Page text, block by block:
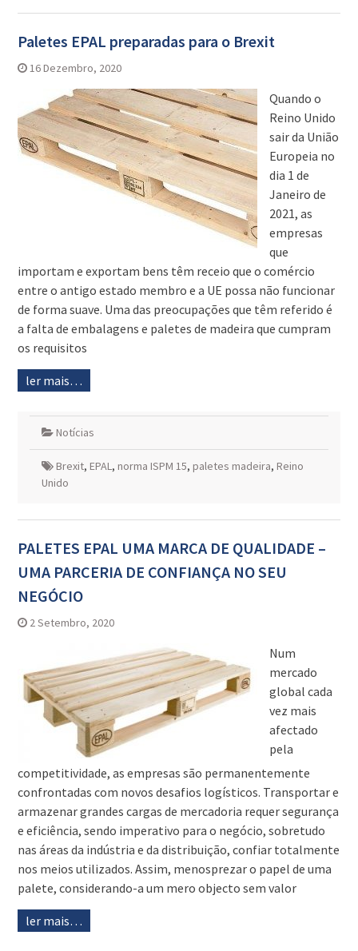
Paletes EPAL preparadas para o Brexit
16 Dezembro, 2020
Quando o
Reino Unido
sair da União
Europeia no
dia 1 de
Janeiro de
2021, as
empresas
que
importam e exportam bens têm receio que o comércio
entre o antigo estado membro e a UE possa não funcionar
de forma suave. Uma das preocupações que têm referido é
a falta de embalagens e paletes de madeira que cumpram
os requisitos
ler mais…
Notícias
Brexit, EPAL, norma ISPM 15, paletes madeira, Reino
Unido
PALETES EPAL UMA MARCA DE QUALIDADE –
UMA PARCERIA DE CONFIANÇA NO SEU
NEGÓCIO
2 Setembro, 2020
Num
mercado
global cada
vez mais
afectado
pela
competitividade, as empresas são permanentemente
confrontadas com novos desafios logísticos. Transportar e
armazenar grandes cargas de mercadoria requer segurança
e eficiência, sendo imperativo para o negócio, sobretudo
nas áreas da indústria e da distribuição, confiar totalmente
nos meios utilizados. Assim, menosprezar o papel de uma
palete, considerando-a um mero objecto sem valor
ler mais…